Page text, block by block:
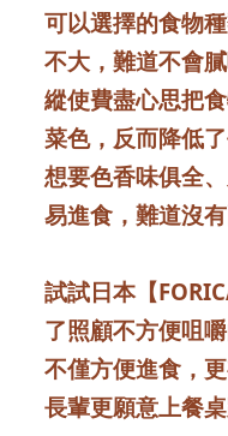
可以選擇的食物
不大，難道不會
縱使費盡心思把
菜色，反而降低
想要色香味俱全
易進食，難道沒
試試日本【
了照顧不方便咀
不僅方便進食，
長輩更願意上餐